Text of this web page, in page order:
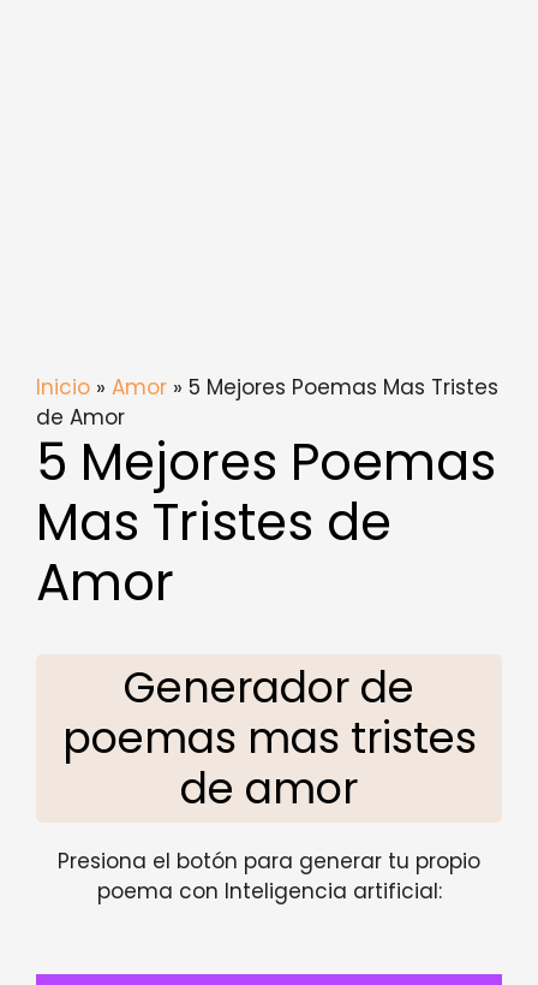
Inicio » Amor » 5 Mejores Poemas Mas Tristes
de Amor
5 Mejores Poemas
Mas Tristes de
Amor
Generador de
poemas mas tristes
de amor
Presiona el botón para generar tu propio
poema con Inteligencia artificial: